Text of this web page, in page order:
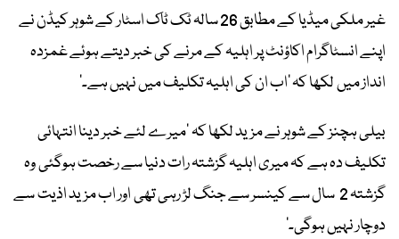
غیر ملکی میڈیا کے مطابق 26 سالہ ٹک ٹاک اسٹار کے شوہر کیڈن نے
اپنے انسٹاگرام اکاؤنٹ پر اہلیہ کے مرنے کی خبر دیتے ہوئے غمزدہ
انداز میں لکھا کہ ’اب ان کی اہلیہ تکلیف میں نہیں ہے۔‘
بیلی ہچنز کے شوہر نے مزید لکھا کہ ’میرے لئے خبر دینا انتہائی
تکلیف دہ ہے کہ میری اہلیہ گزشتہ رات دنیا سے رخصت ہوگئی وہ
گزشتہ 2 سال سے کینسر سے جنگ لڑ رہی تھی اور اب مزید اذیت سے
دوچار نہیں ہوگی۔‘